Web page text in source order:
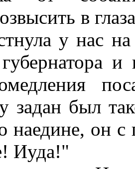
в
у нас
задан был
наедине, он с
Иуда!"